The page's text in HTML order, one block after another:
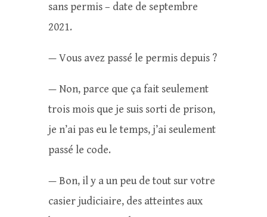
sans permis – date de septembre
2021.
— Vous avez passé le permis depuis ?
— Non, parce que ça fait seulement
trois mois que je suis sorti de prison,
je n’ai pas eu le temps, j’ai seulement
passé le code.
— Bon, il y a un peu de tout sur votre
casier judiciaire, des atteintes aux